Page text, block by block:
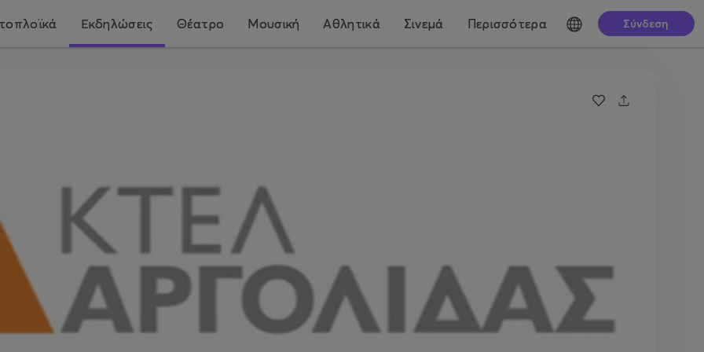
Εκδηλώσεις Θέατρο Μουσική Αθλητικά Σινεμά Περισσότερα Σύνδεση